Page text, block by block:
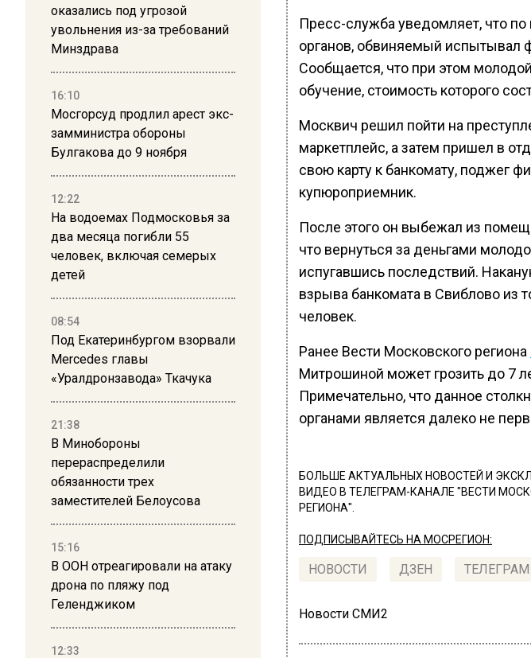
оказались под угрозой
увольнения из-за требований
Минздрава
16:10
Мосгорсуд продлил арест экс-
замминистра обороны
Булгакова до 9 ноября
12:22
На водоемах Подмосковья за
два месяца погибли 55
человек, включая семерых
детей
08:54
Под Екатеринбургом взорвали
Mercedes главы
«Уралдронзавода» Ткачука
21:38
В Минобороны
перераспределили
обязанности трех
заместителей Белоусова
15:16
В ООН отреагировали на атаку
дрона по пляжу под
Геленджиком
12:33
Пресс-служба уведомляет, что
органов, обвиняемый испытывал
Сообщается, что при этом
обучение, стоимость которого
Москвич решил пойти на
маркетплейс, а затем пришел в
свою карту к банкомату, поджег
купюроприемник.
После этого он выбежал из
что вернуться за деньгами
испугавшись последствий.
взрыва банкомата в Свиблово из
человек.
Ранее Вести Московского региона
Митрошиной может грозить до 7
Примечательно, что данное
органами является далеко не
БОЛЬШЕ АКТУАЛЬНЫХ НОВОСТЕЙ И
ВИДЕО В ТЕЛЕГРАМ-КАНАЛЕ "ВЕСТИ
РЕГИОНА".
ПОДПИСЫВАЙТЕСЬ НА МОСРЕГИОН:
НОВОСТИ ДЗЕН ТЕЛЕГРАМ
Новости СМИ2